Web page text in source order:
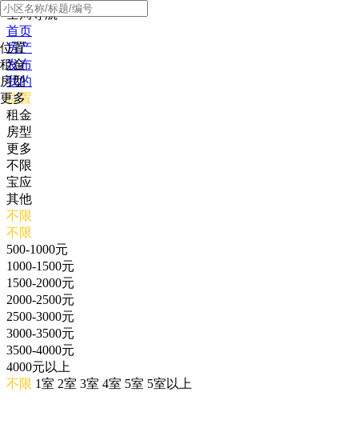
全局导航
首页
房产
发布
我的
位置
租金
房型
更多
位置
租金
房型
更多
不限
宝应
其他
不限
不限
500-1000元
1000-1500元
1500-2000元
2000-2500元
2500-3000元
3000-3500元
3500-4000元
4000元以上
不限 1室 2室 3室 4室 5室 5室以上